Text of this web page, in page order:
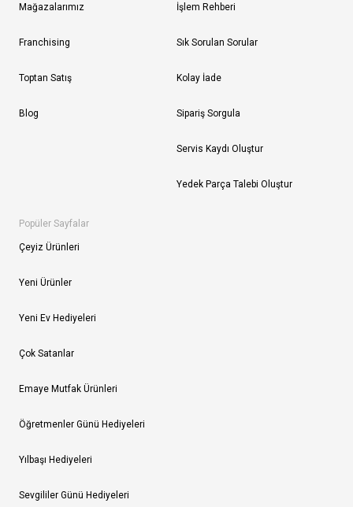
Mağazalarımız
Franchising
Toptan Satış
Blog
İşlem Rehberi
Sık Sorulan Sorular
Kolay İade
Sipariş Sorgula
Servis Kaydı Oluştur
Yedek Parça Talebi Oluştur
Popüler Sayfalar
Çeyiz Ürünleri
Yeni Ürünler
Yeni Ev Hediyeleri
Çok Satanlar
Emaye Mutfak Ürünleri
Öğretmenler Günü Hediyeleri
Yılbaşı Hediyeleri
Sevgililer Günü Hediyeleri